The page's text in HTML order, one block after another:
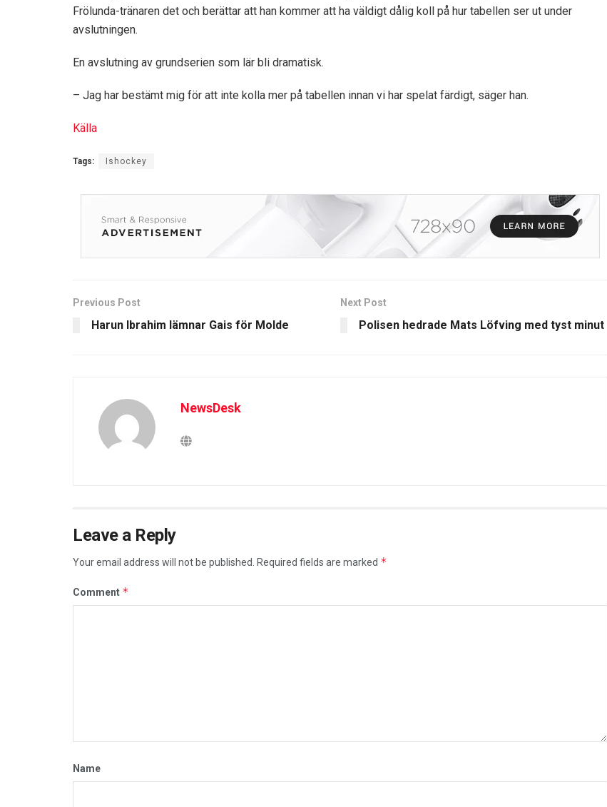
Frölunda-tränaren det och berättar att han kommer att ha väldigt dålig koll på hur tabellen ser ut under
avslutningen.
En avslutning av grundserien som lär bli dramatisk.
– Jag har bestämt mig för att inte kolla mer på tabellen innan vi har spelat färdigt, säger han.
Källa
Tags: Ishockey
Previous Post
Harun Ibrahim lämnar Gais för Molde
Next Post
Polisen hedrade Mats Löfving med tyst minut
NewsDesk
Leave a Reply
Your email address will not be published. Required fields are marked *
Comment *
Name